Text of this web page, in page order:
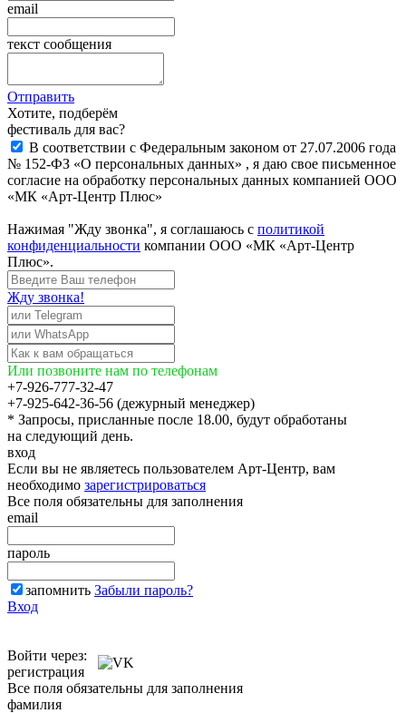
email
текст сообщения
Отправить
Хотите, подберём
фестиваль для вас?
В соответствии с Федеральным законом от 27.07.2006 года
№ 152-ФЗ «О персональных данных» , я даю свое письменное
согласие на обработку персональных данных компанией ООО
«МК «Арт-Центр Плюс»
Нажимая "Жду звонка", я соглашаюсь с политикой
конфиденциальности компании ООО «МК «Арт-Центр
Плюс».
Жду звонка!
Или позвоните нам по телефонам
+7-926-777-32-47
+7-925-642-36-56 (дежурный менеджер)
* Запросы, присланные после 18.00, будут обработаны
на следующий день.
вход
Если вы не являетесь пользователем Арт-Центр, вам
необходимо зарегистрироваться
Все поля обязательны для заполнения
email
пароль
запомнить Забыли пароль?
Вход
Войти через:
регистрация
Все поля обязательны для заполнения
фамилия